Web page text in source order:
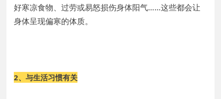
好寒凉食物、过劳或易怒损伤身体阳气……这些都会让
身体呈现偏寒的体质。
2、与生活习惯有关